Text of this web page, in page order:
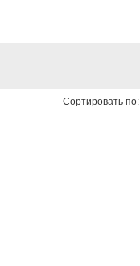
Сортировать по: